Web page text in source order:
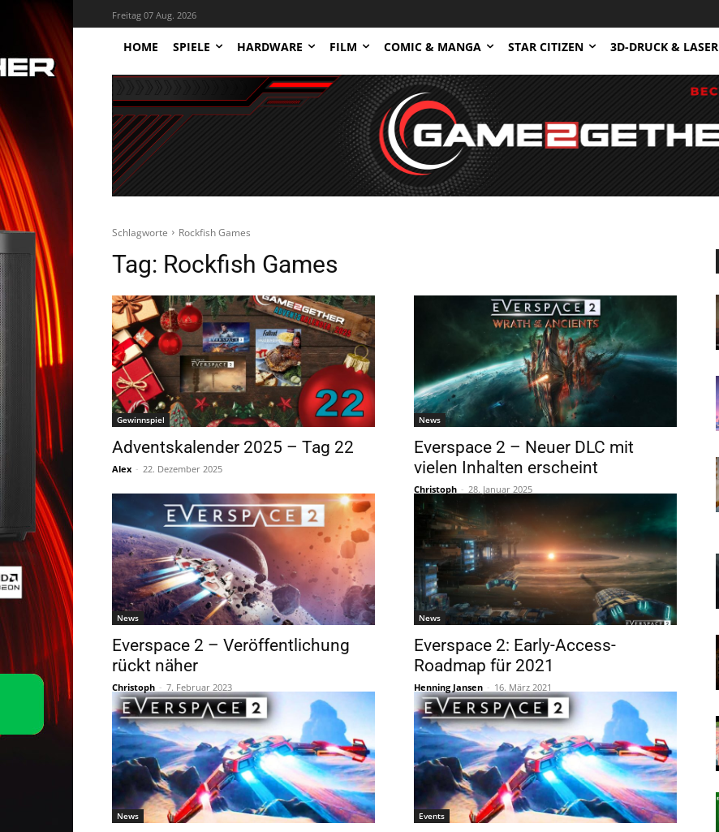
Freitag 07 Aug. 2026
HOME SPIELE HARDWARE FILM COMIC & MANGA STAR CITIZEN 3D-DRUCK & LASER
Schlagworte Rockfish Games
Tag: Rockfish Games
Gewinnspiel
Adventskalender 2025 – Tag 22
Alex - 22. Dezember 2025
News
Everspace 2 – Neuer DLC mit
vielen Inhalten erscheint
Christoph - 28. Januar 2025
News
Everspace 2 – Veröffentlichung
rückt näher
Christoph - 7. Februar 2023
News
Everspace 2: Early-Access-
Roadmap für 2021
Henning Jansen - 16. März 2021
News Events